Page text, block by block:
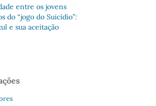
entre os jovens
do “jogo do Suicídio”:
e sua aceitação